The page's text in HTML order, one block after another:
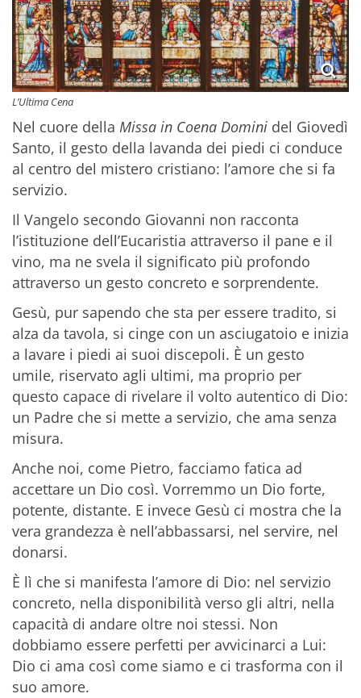
L’Ultima Cena
Nel cuore della Missa in Coena Domini del Giovedì
Santo, il gesto della lavanda dei piedi ci conduce
al centro del mistero cristiano: l’amore che si fa
servizio.
Il Vangelo secondo Giovanni non racconta
l’istituzione dell’Eucaristia attraverso il pane e il
vino, ma ne svela il significato più profondo
attraverso un gesto concreto e sorprendente.
Gesù, pur sapendo che sta per essere tradito, si
alza da tavola, si cinge con un asciugatoio e inizia
a lavare i piedi ai suoi discepoli. È un gesto
umile, riservato agli ultimi, ma proprio per
questo capace di rivelare il volto autentico di Dio:
un Padre che si mette a servizio, che ama senza
misura.
Anche noi, come Pietro, facciamo fatica ad
accettare un Dio così. Vorremmo un Dio forte,
potente, distante. E invece Gesù ci mostra che la
vera grandezza è nell’abbassarsi, nel servire, nel
donarsi.
È lì che si manifesta l’amore di Dio: nel servizio
concreto, nella disponibilità verso gli altri, nella
capacità di andare oltre noi stessi. Non
dobbiamo essere perfetti per avvicinarci a Lui:
Dio ci ama così come siamo e ci trasforma con il
suo amore.